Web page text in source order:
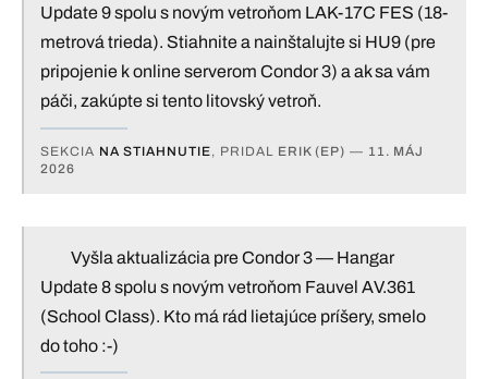
Update 9 spolu s novým vetroňom LAK-17C FES (18-
metrová trieda). Stiahnite a nainštalujte si HU9 (pre
pripojenie k online serverom Condor 3) a ak sa vám
páči, zakúpte si tento litovský vetroň.
SEKCIA NA STIAHNUTIE, PRIDAL ERIK (EP) — 11. MÁJ
2026
Vyšla aktualizácia pre Condor 3 — Hangar
Update 8 spolu s novým vetroňom Fauvel AV.361
(School Class). Kto má rád lietajúce príšery, smelo
do toho :-)